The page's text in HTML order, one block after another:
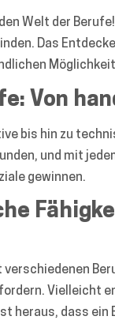
Welt der
Das
Von
bis hin zu
und mit
gewinnen.
Vielleicht
heraus, dass